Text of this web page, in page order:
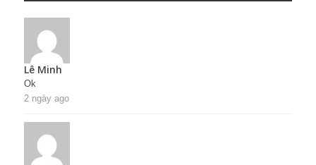
Lê Minh
Ok
2 ngày ago